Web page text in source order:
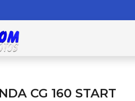
CG 160 START